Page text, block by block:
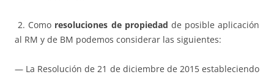
2. Como resoluciones de propiedad de posible aplicación
al RM y de BM podemos considerar las siguientes:
— La Resolución de 21 de diciembre de 2015 estableciendo